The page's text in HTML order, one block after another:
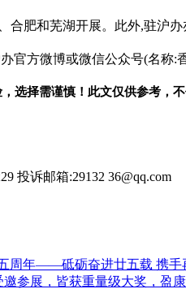
合肥和芜湖开展。此外,驻沪
官方微博或微信公众号(名称:
选择需谨慎！此文仅供参考，不
投诉邮箱:29132 36@qq.com
周年——砥砺奋进廿五载 携手
参展，皆获重量级大奖，盈